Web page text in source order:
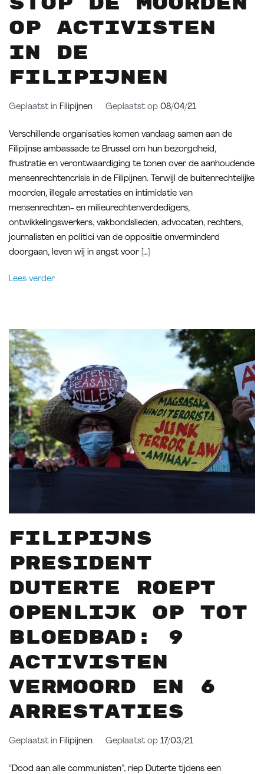
op activisten
in de
Filipijnen
Geplaatst in Filipijnen Geplaatst op 08/04/21
Verschillende organisaties komen vandaag samen aan de
Filipijnse ambassade te Brussel om hun bezorgdheid,
frustratie en verontwaardiging te tonen over de aanhoudende
mensenrechtencrisis in de Filipijnen. Terwijl de buitenrechtelijke
moorden, illegale arrestaties en intimidatie van
mensenrechten- en milieurechtenverdedigers,
ontwikkelingswerkers, vakbondslieden, advocaten, rechters,
journalisten en politici van de oppositie onverminderd
doorgaan, leven wij in angst voor […]
Lees verder
Filipijns
president
Duterte roept
openlijk op tot
bloedbad: 9
activisten
vermoord en 6
arrestaties
Geplaatst in Filipijnen Geplaatst op 17/03/21
“Dood aan alle communisten”, riep Duterte tijdens een